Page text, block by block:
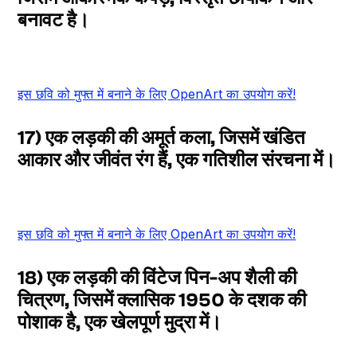
बनावट है।
इस छवि को मुफ्त में बनाने के लिए OpenArt का उपयोग करें!
17) एक लड़की की अमूर्त कला, जिसमें खंडित
आकार और जीवंत रंग हैं, एक गतिशील संरचना में।
इस छवि को मुफ्त में बनाने के लिए OpenArt का उपयोग करें!
18) एक लड़की की विंटेज पिन-अप शैली की
चित्रण, जिसमें क्लासिक 1950 के दशक की
पोशाक है, एक खेलपूर्ण मुद्रा में।